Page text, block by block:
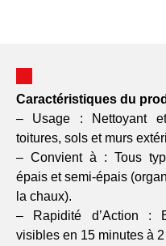
Caractéristiques du
– Usage : Nettoyant
toitures, sols et murs
– Convient à : Tous
épais et semi-épais
la chaux).
– Rapidité d’Action :
visibles en 15 minutes à